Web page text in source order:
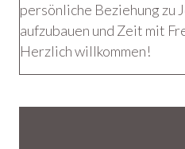
persönliche Beziehung zu
aufzubauen und Zeit mit
Herzlich willkommen!